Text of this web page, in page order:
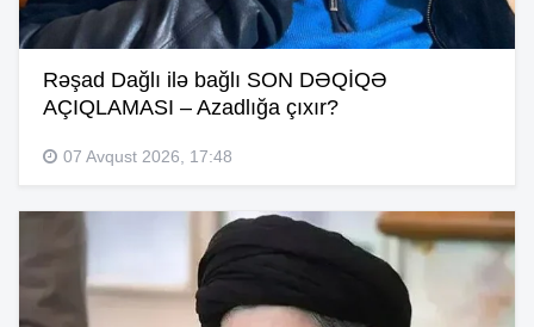
Rəşad Dağlı ilə bağlı SON DƏQİQƏ
AÇIQLAMASI – Azadlığa çıxır?
07 Avqust 2026, 17:48